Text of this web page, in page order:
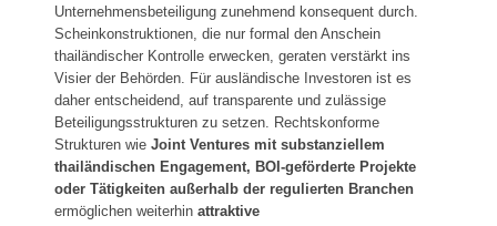
Unternehmensbeteiligung zunehmend konsequent durch.
Scheinkonstruktionen, die nur formal den Anschein
thailändischer Kontrolle erwecken, geraten verstärkt ins
Visier der Behörden. Für ausländische Investoren ist es
daher entscheidend, auf transparente und zulässige
Beteiligungsstrukturen zu setzen. Rechtskonforme
Strukturen wieJoint Ventures mit substanziellem
thailändischen Engagement, BOI-geförderte Projekte
oder Tätigkeiten außerhalb der regulierten Branchen
ermöglichen weiterhinattraktive